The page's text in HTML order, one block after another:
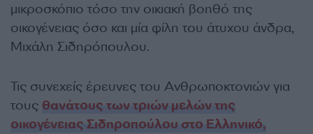
μικροσκόπιο τόσο την οικιακή βοηθό της
οικογένειας όσο και μία φίλη του άτυχου άνδρα,
Μιχάλη Σιδηρόπουλου.
Τις συνεχείς έρευνες του Ανθρωποκτονιών για
τους θανάτους των τριών μελών της
οικογένειας Σιδηροπούλου στο Ελληνικό,